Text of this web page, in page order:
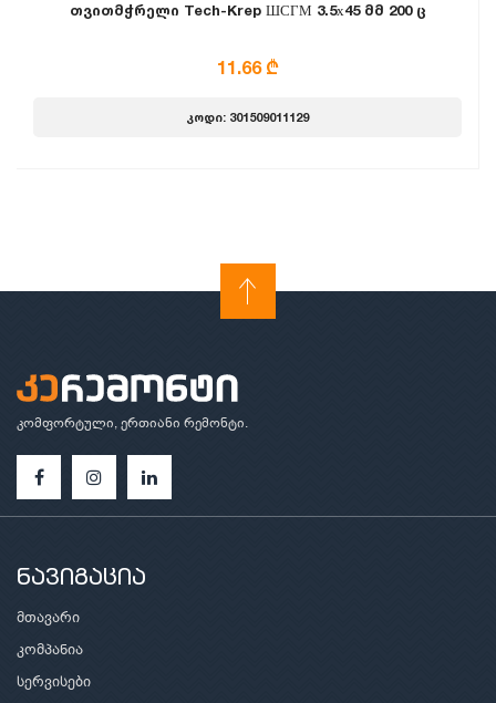
თვითმჭრელი Tech-Krep ШСГМ 3.5х45 მმ 200 ც
11.66 ₾
კოდი: 301509011129
კომფორტული, ერთიანი რემონტი.
ნავიგაცია
მთავარი
კომპანია
სერვისები